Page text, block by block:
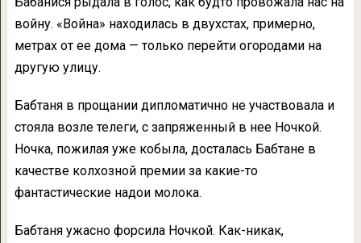
войну. «Война» находилась в двухстах, примерно,
метрах от ее дома — только перейти огородами на
другую улицу.
Бабтаня в прощании дипломатично не участвовала и
стояла возле телеги, с запряженный в нее Ночкой.
Ночка, пожилая уже кобыла, досталась Бабтане в
качестве колхозной премии за какие-то
фантастические надои молока.
Бабтаня ужасно форсила Ночкой. Как-никак,